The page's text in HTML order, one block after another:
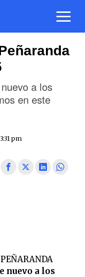
a los
en este
pm
nuevo a los